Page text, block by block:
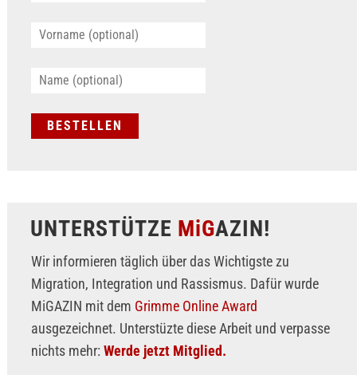
UNTERSTÜTZE MiGAZIN!
Wir informieren täglich über das Wichtigste zu
Migration, Integration und Rassismus. Dafür wurde
MiGAZIN mit dem Grimme Online Award
ausgezeichnet. Unterstüzte diese Arbeit und verpasse
nichts mehr: Werde jetzt Mitglied.